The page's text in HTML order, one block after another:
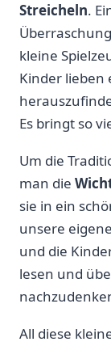
Streicheln.
kleine
Kinder lieben
Es ⁤bringt so
Um die
man die
sie in ein
unsere
und die
lesen und
All diese